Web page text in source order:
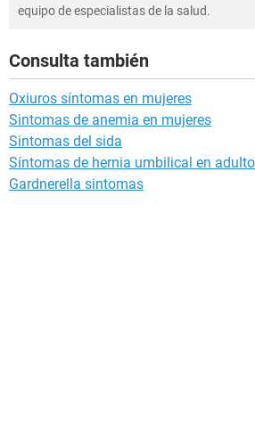
equipo de especialistas de la salud.
Consulta también
Oxiuros síntomas en mujeres
Sintomas de anemia en mujeres
Sintomas del sida
Síntomas de hernia umbilical en
Gardnerella sintomas